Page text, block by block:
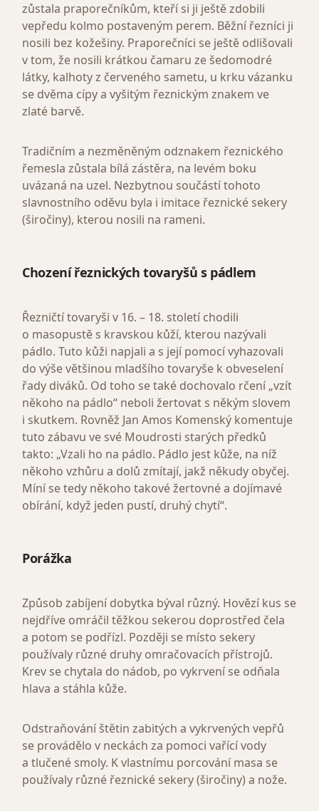
zůstala praporečníkům, kteří si ji ještě zdobili
vepředu kolmo postaveným perem. Běžní řezníci ji
nosili bez kožešiny. Praporečníci se ještě odlišovali
v tom, že nosili krátkou čamaru ze šedomodré
látky, kalhoty z červeného sametu, u krku vázanku
se dvěma cípy a vyšitým řeznickým znakem ve
zlaté barvě.
Tradičním a nezměněným odznakem řeznického
řemesla zůstala bílá zástěra, na levém boku
uvázaná na uzel. Nezbytnou součástí tohoto
slavnostního oděvu byla i imitace řeznické sekery
(širočiny), kterou nosili na rameni.
Chození řeznických tovaryšů s pádlem
Řezničtí tovaryši v 16. – 18. století chodili
o masopustě s kravskou kůží, kterou nazývali
pádlo. Tuto kůži napjali a s její pomocí vyhazovali
do výše většinou mladšího tovaryše k obveselení
řady diváků. Od toho se také dochovalo rčení „vzít
někoho na pádlo“ neboli žertovat s někým slovem
i skutkem. Rovněž Jan Amos Komenský komentuje
tuto zábavu ve své Moudrosti starých předků
takto: „Vzali ho na pádlo. Pádlo jest kůže, na níž
někoho vzhůru a dolů zmítají, jakž někudy obyčej.
Míní se tedy někoho takové žertovné a dojímavé
obírání, když jeden pustí, druhý chytí“.
Porážka
Způsob zabíjení dobytka býval různý. Hovězí kus se
nejdříve omráčil těžkou sekerou doprostřed čela
a potom se podřízl. Později se místo sekery
používaly různé druhy omračovacích přístrojů.
Krev se chytala do nádob, po vykrvení se odňala
hlava a stáhla kůže.
Odstraňování štětin zabitých a vykrvených vepřů
se provádělo v neckách za pomoci vařící vody
a tlučené smoly. K vlastnímu porcování masa se
používaly různé řeznické sekery (širočiny) a nože.